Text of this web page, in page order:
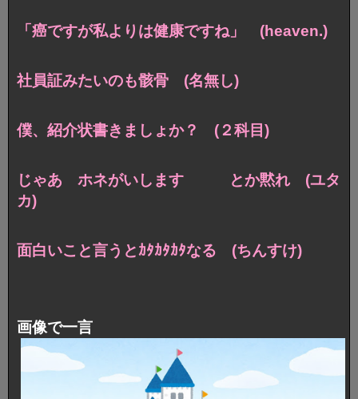
「癌ですが私よりは健康ですね」 (heaven.)
社員証みたいのも骸骨 (名無し)
僕、紹介状書きましょか？ (２科目)
じゃあ ホネがいします とか黙れ (ユタ
カ)
面白いこと言うとｶﾀｶﾀｶﾀなる (ちんすけ)
画像で一言